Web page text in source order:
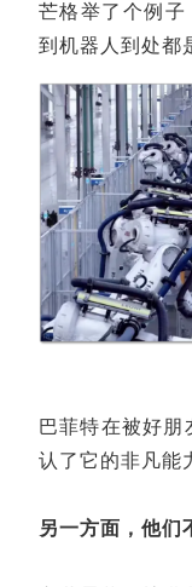
芒格举了个例
到机器人到处都
巴菲特在被好
认了它的非凡能
另一方面，他们